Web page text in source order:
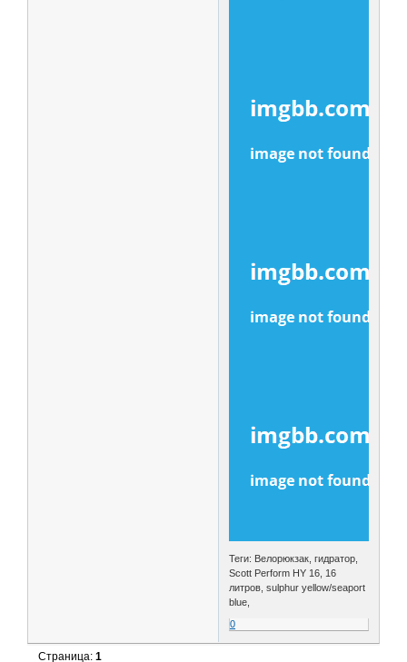
Теги: Велорюкзак, гидратор,
Scott Perform HY 16, 16
литров, sulphur yellow/seaport
blue,
0
Страница:1